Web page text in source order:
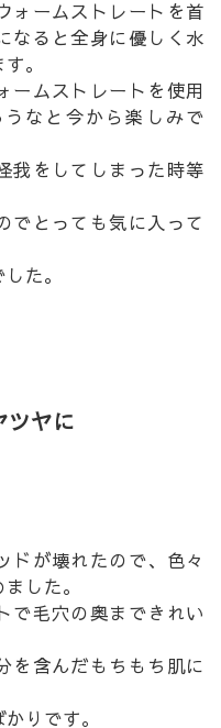
ォームストレートを首
なると全身に優しく水
。
ームストレートを使用
なと今から楽しみで
我をしてしまった時等
でとっても気に入って
た。
ツヤに
ドが壊れたので、色々
した。
で毛穴の奥まできれい
を含んだもちもち肌に
りです。